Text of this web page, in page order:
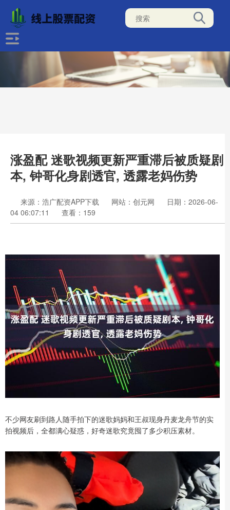
涨盈配 迷歌视频更新严重滞后被质疑剧
本, 钟哥化身剧透官, 透露老妈伤势
来源：浩广配资APP下载 网站：创元网
日期：2026-06-
04 06:07:11
查看：159
不少网友刷到路人随手拍下的迷歌妈妈和王叔现身丹麦龙舟节的实
拍视频后，全都满心疑惑，好奇迷歌究竟囤了多少积压素材。